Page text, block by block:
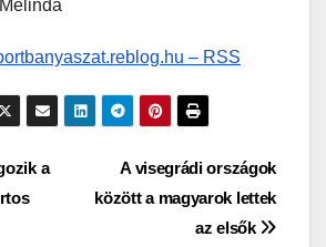
– RSS
A visegrádi országok
között a magyarok lettek
az elsők
a